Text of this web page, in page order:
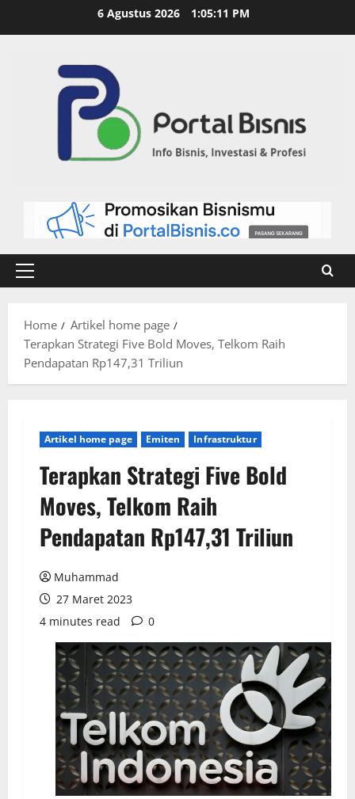
6 Agustus 2026 1:05:12 PM
Home
Artikel home page
Terapkan Strategi Five Bold Moves, Telkom Raih
Pendapatan Rp147,31 Triliun
Artikel home page Emiten Infrastruktur
Terapkan Strategi Five Bold
Moves, Telkom Raih
Pendapatan Rp147,31 Triliun
Muhammad
27 Maret 2023
4 minutes read
0